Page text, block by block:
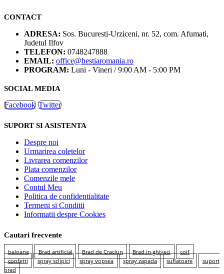
CONTACT
ADRESA: Sos. Bucuresti-Urziceni, nr. 52, com. Afumati,
Judetul Ilfov
TELEFON: 0748247888
EMAIL: office@hestiaromania.ro
PROGRAM: Luni - Vineri / 9:00 AM - 5:00 PM
SOCIAL MEDIA
Facebook Twitter
SUPORT SI ASISTENTA
Despre noi
Urmarirea coletelor
Livrarea comenzilor
Plata comenzilor
Comenzile mele
Contul Meu
Politica de confidentialitate
Termeni si Conditii
Informatii despre Cookies
Cautari frecvente
baloane Brad artificial Brad de Craciun Brad in ghiveci
coif
confetti
spray sclipici spray vopsea spray zapada suflatoare
suport
brad